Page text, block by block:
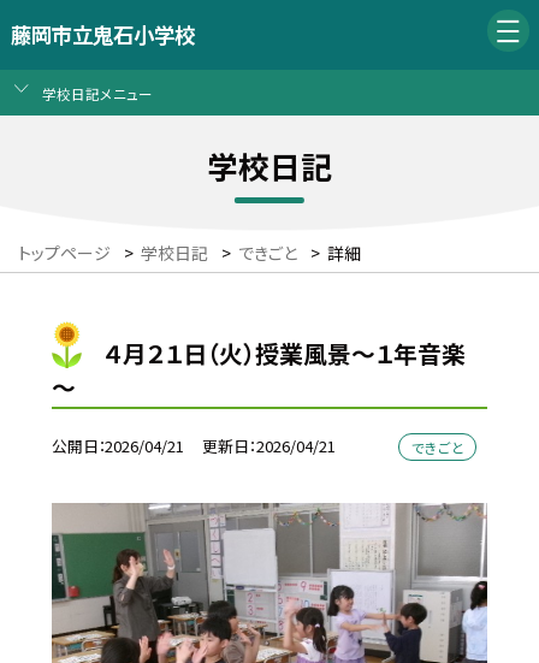
藤岡市立鬼石小学校
学校日記メニュー
学校日記
トップページ > 学校日記 > できごと > 詳細
４月２１日（火）授業風景～１年音楽
～
公開日 2026/04/21 更新日 2026/04/21 できごと